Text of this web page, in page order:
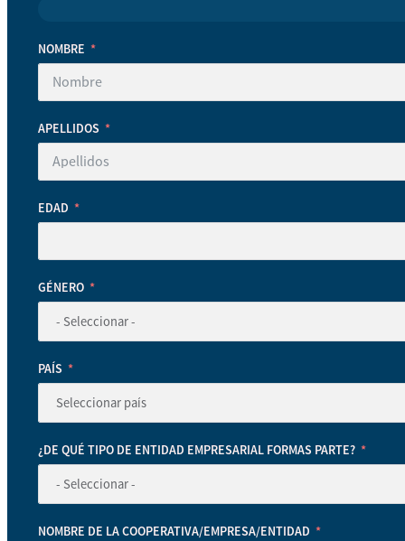
NOMBRE
APELLIDOS
EDAD
GÉNERO
PAÍS
¿DE QUÉ TIPO DE ENTIDAD EMPRESARIAL FORMAS PARTE?
NOMBRE DE LA COOPERATIVA/EMPRESA/ENTIDAD